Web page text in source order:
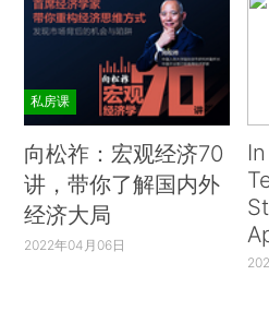
私房课
向松祚：宏观经济70
讲，带你了解国内外
经济大局
2022年04月06日